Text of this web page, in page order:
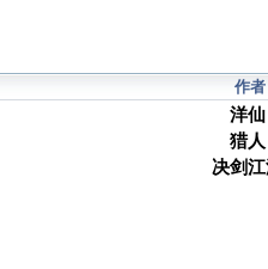
作者
洋仙
猎人
决剑江